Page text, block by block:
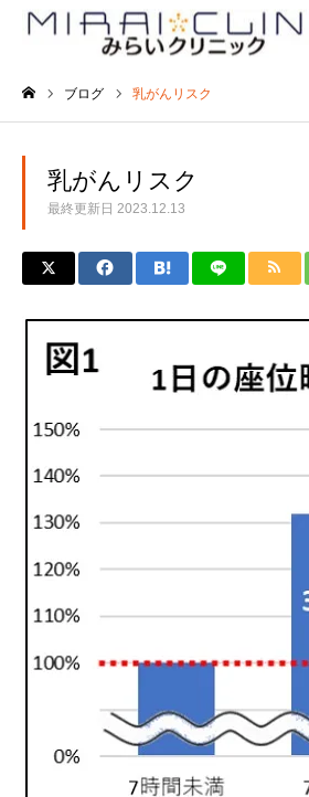
ブログ 乳がんリスク
乳がんリスク
最終更新日 2023.12.13